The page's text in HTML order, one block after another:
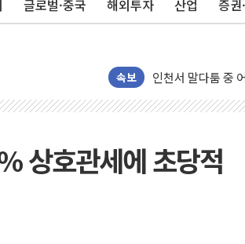
글로벌·중국 해외투자 산업 증권
속보
추미애, '위안부'
인천서 말다툼 중
'화합' 꺼낸 김민
동해중부 전 해
연일 폭염에 온열
中 전방위 아파트
인제 용대리 계
상호관세에 초당적